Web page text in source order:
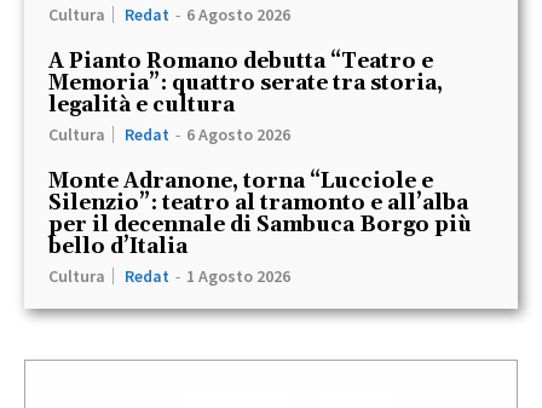
Cultura Redat - 6 Agosto 2026
A Pianto Romano debutta “Teatro e
Memoria”: quattro serate tra storia,
legalità e cultura
Cultura Redat - 6 Agosto 2026
Monte Adranone, torna “Lucciole e
Silenzio”: teatro al tramonto e all’alba
per il decennale di Sambuca Borgo più
bello d’Italia
Cultura Redat - 1 Agosto 2026